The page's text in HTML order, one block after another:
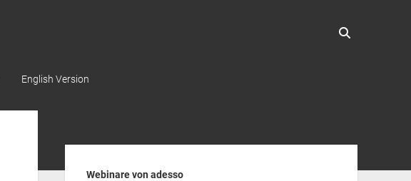
English Version
Webinare von adesso